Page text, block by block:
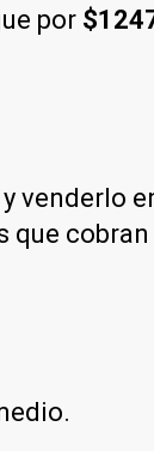
por
venderlo
que cobran